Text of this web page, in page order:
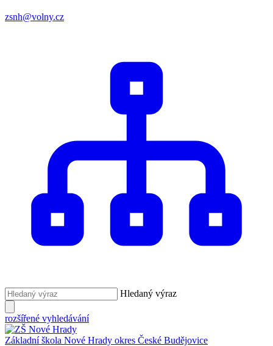
zsnh@volny.cz
Hledaný výraz
rozšířené vyhledávání
Základní škola Nové Hrady okres České Budějovice